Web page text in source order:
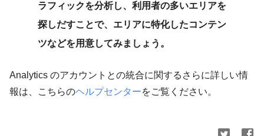
ラフィックを分析し、利用者の多いエリアを
探しだすことで、エリアに特化したコンテン
ツなどを用意してみましょう。
Analytics のアカウントとの統合に関するさらに詳しい情
報は、こちらのヘルプセンターをご覧ください。